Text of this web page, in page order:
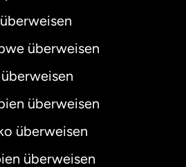
überweisen
überweisen
überweisen
überweisen